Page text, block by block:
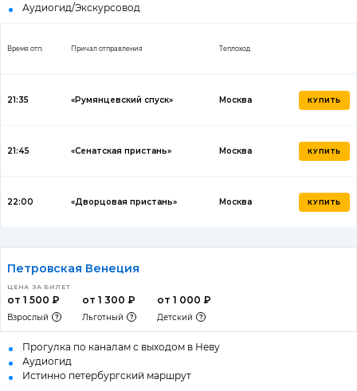
Аудиогид/Экскурсовод
Время отп. Причал отправления Теплоход
21:35 «Румянцевский спуск» Москва КУПИТЬ
21:45 «Сенатская пристань» Москва КУПИТЬ
22:00 «Дворцовая пристань» Москва КУПИТЬ
Петровская Венеция
ЦЕНА ЗА БИЛЕТ
от 1 500 ₽
Взрослый
от 1 300 ₽
Льготный
от 1 000 ₽
Детский
Прогулка по каналам с выходом в Неву
Аудиогид
Истинно петербургский маршрут